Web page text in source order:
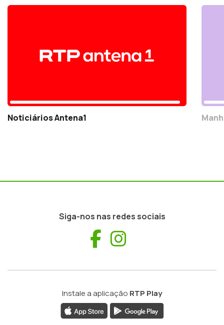
Noticiários Antena1
Siga-nos nas redes sociais
Facebook
Instale a aplicação RTP Play